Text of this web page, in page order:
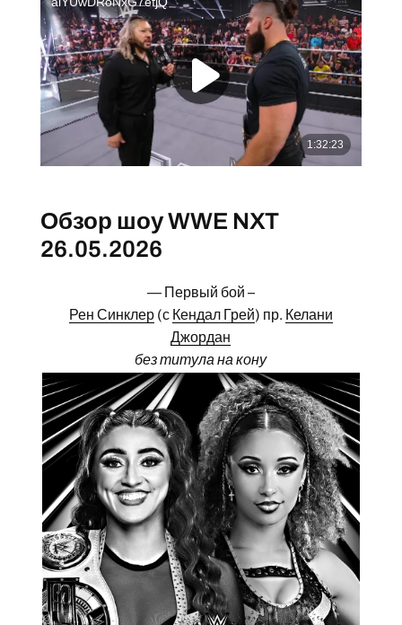
Обзор шоу WWE NXT
26.05.2026
— Первый бой –
Рен Синклер(с Кендал Грей) пр. Келани
Джордан
без титула на кону